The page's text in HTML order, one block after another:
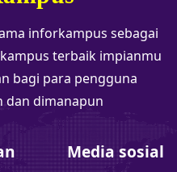
inforkampus sebagai
terbaik impianmu
bagi para pengguna
dan dimanapun
Media sosial